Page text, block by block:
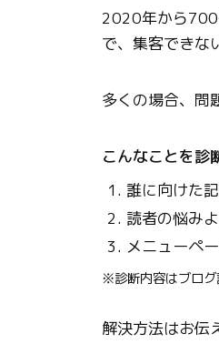
2020年から700
で、集客できな
多くの場合、問
こんなことを診
誰に向けた
読者の悩み
メニューペ
※診断内容はブログ
解決方法はお伝